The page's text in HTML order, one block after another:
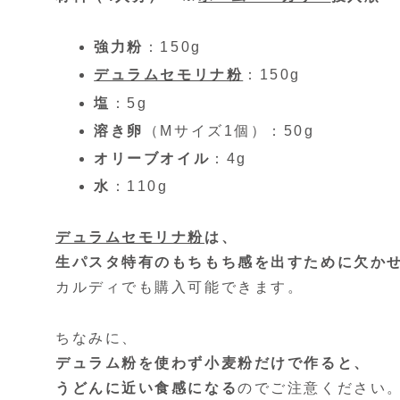
強力粉 ：150g
デュラムセモリナ粉 ：150g
塩
：5g
溶き卵
（Mサイズ1個）：50g
オリーブオイル ：4g
水 ：110g
デュラムセモリナ粉は、
生パスタ特有のもちもち感を出すために欠か
カルディでも購入可能できます。
ちなみに、
デュラム粉を使わず小麦粉だけで作ると、
うどんに近い食感になるのでご注意ください。